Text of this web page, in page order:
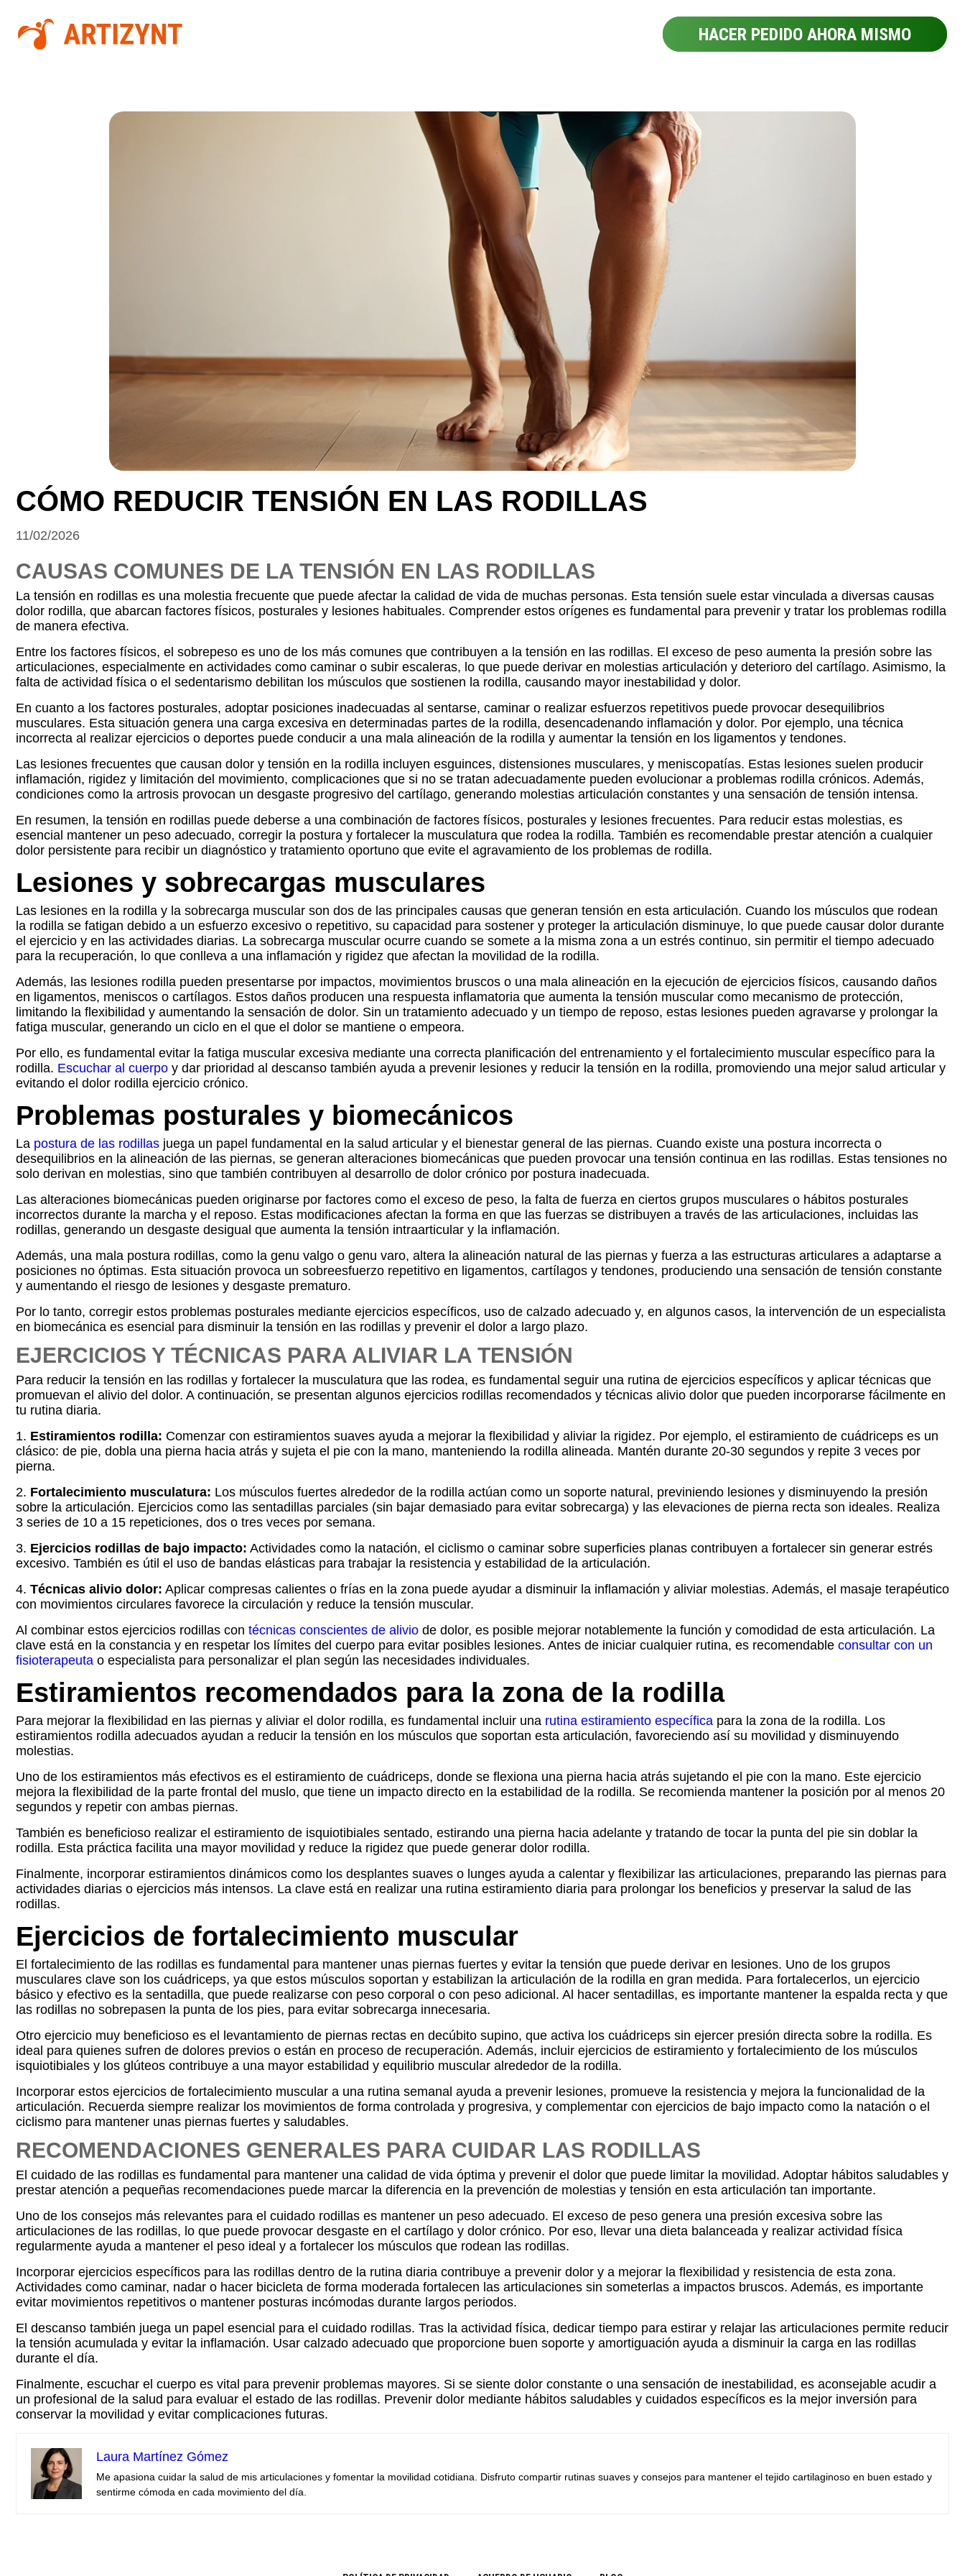
HACER PEDIDO AHORA MISMO
CÓMO REDUCIR TENSIÓN EN LAS RODILLAS
11/02/2026
CAUSAS COMUNES DE LA TENSIÓN EN LAS RODILLAS
La tensión en rodillas es una molestia frecuente que puede afectar la calidad de vida de muchas personas. Esta tensión suele estar vinculada a diversas causas
dolor rodilla, que abarcan factores físicos, posturales y lesiones habituales. Comprender estos orígenes es fundamental para prevenir y tratar los problemas rodilla
de manera efectiva.
Entre los factores físicos, el sobrepeso es uno de los más comunes que contribuyen a la tensión en las rodillas. El exceso de peso aumenta la presión sobre las
articulaciones, especialmente en actividades como caminar o subir escaleras, lo que puede derivar en molestias articulación y deterioro del cartílago. Asimismo, la
falta de actividad física o el sedentarismo debilitan los músculos que sostienen la rodilla, causando mayor inestabilidad y dolor.
En cuanto a los factores posturales, adoptar posiciones inadecuadas al sentarse, caminar o realizar esfuerzos repetitivos puede provocar desequilibrios
musculares. Esta situación genera una carga excesiva en determinadas partes de la rodilla, desencadenando inflamación y dolor. Por ejemplo, una técnica
incorrecta al realizar ejercicios o deportes puede conducir a una mala alineación de la rodilla y aumentar la tensión en los ligamentos y tendones.
Las lesiones frecuentes que causan dolor y tensión en la rodilla incluyen esguinces, distensiones musculares, y meniscopatías. Estas lesiones suelen producir
inflamación, rigidez y limitación del movimiento, complicaciones que si no se tratan adecuadamente pueden evolucionar a problemas rodilla crónicos. Además,
condiciones como la artrosis provocan un desgaste progresivo del cartílago, generando molestias articulación constantes y una sensación de tensión intensa.
En resumen, la tensión en rodillas puede deberse a una combinación de factores físicos, posturales y lesiones frecuentes. Para reducir estas molestias, es
esencial mantener un peso adecuado, corregir la postura y fortalecer la musculatura que rodea la rodilla. También es recomendable prestar atención a cualquier
dolor persistente para recibir un diagnóstico y tratamiento oportuno que evite el agravamiento de los problemas de rodilla.
Lesiones y sobrecargas musculares
Las lesiones en la rodilla y la sobrecarga muscular son dos de las principales causas que generan tensión en esta articulación. Cuando los músculos que rodean
la rodilla se fatigan debido a un esfuerzo excesivo o repetitivo, su capacidad para sostener y proteger la articulación disminuye, lo que puede causar dolor durante
el ejercicio y en las actividades diarias. La sobrecarga muscular ocurre cuando se somete a la misma zona a un estrés continuo, sin permitir el tiempo adecuado
para la recuperación, lo que conlleva a una inflamación y rigidez que afectan la movilidad de la rodilla.
Además, las lesiones rodilla pueden presentarse por impactos, movimientos bruscos o una mala alineación en la ejecución de ejercicios físicos, causando daños
en ligamentos, meniscos o cartílagos. Estos daños producen una respuesta inflamatoria que aumenta la tensión muscular como mecanismo de protección,
limitando la flexibilidad y aumentando la sensación de dolor. Sin un tratamiento adecuado y un tiempo de reposo, estas lesiones pueden agravarse y prolongar la
fatiga muscular, generando un ciclo en el que el dolor se mantiene o empeora.
Por ello, es fundamental evitar la fatiga muscular excesiva mediante una correcta planificación del entrenamiento y el fortalecimiento muscular específico para la
rodilla. Escuchar al cuerpo y dar prioridad al descanso también ayuda a prevenir lesiones y reducir la tensión en la rodilla, promoviendo una mejor salud articular y
evitando el dolor rodilla ejercicio crónico.
Problemas posturales y biomecánicos
La postura de las rodillas juega un papel fundamental en la salud articular y el bienestar general de las piernas. Cuando existe una postura incorrecta o
desequilibrios en la alineación de las piernas, se generan alteraciones biomecánicas que pueden provocar una tensión continua en las rodillas. Estas tensiones no
solo derivan en molestias, sino que también contribuyen al desarrollo de dolor crónico por postura inadecuada.
Las alteraciones biomecánicas pueden originarse por factores como el exceso de peso, la falta de fuerza en ciertos grupos musculares o hábitos posturales
incorrectos durante la marcha y el reposo. Estas modificaciones afectan la forma en que las fuerzas se distribuyen a través de las articulaciones, incluidas las
rodillas, generando un desgaste desigual que aumenta la tensión intraarticular y la inflamación.
Además, una mala postura rodillas, como la genu valgo o genu varo, altera la alineación natural de las piernas y fuerza a las estructuras articulares a adaptarse a
posiciones no óptimas. Esta situación provoca un sobreesfuerzo repetitivo en ligamentos, cartílagos y tendones, produciendo una sensación de tensión constante
y aumentando el riesgo de lesiones y desgaste prematuro.
Por lo tanto, corregir estos problemas posturales mediante ejercicios específicos, uso de calzado adecuado y, en algunos casos, la intervención de un especialista
en biomecánica es esencial para disminuir la tensión en las rodillas y prevenir el dolor a largo plazo.
EJERCICIOS Y TÉCNICAS PARA ALIVIAR LA TENSIÓN
Para reducir la tensión en las rodillas y fortalecer la musculatura que las rodea, es fundamental seguir una rutina de ejercicios específicos y aplicar técnicas que
promuevan el alivio del dolor. A continuación, se presentan algunos ejercicios rodillas recomendados y técnicas alivio dolor que pueden incorporarse fácilmente en
tu rutina diaria.
1. Estiramientos rodilla: Comenzar con estiramientos suaves ayuda a mejorar la flexibilidad y aliviar la rigidez. Por ejemplo, el estiramiento de cuádriceps es un
clásico: de pie, dobla una pierna hacia atrás y sujeta el pie con la mano, manteniendo la rodilla alineada. Mantén durante 20-30 segundos y repite 3 veces por
pierna.
2. Fortalecimiento musculatura: Los músculos fuertes alrededor de la rodilla actúan como un soporte natural, previniendo lesiones y disminuyendo la presión
sobre la articulación. Ejercicios como las sentadillas parciales (sin bajar demasiado para evitar sobrecarga) y las elevaciones de pierna recta son ideales. Realiza
3 series de 10 a 15 repeticiones, dos o tres veces por semana.
3. Ejercicios rodillas de bajo impacto: Actividades como la natación, el ciclismo o caminar sobre superficies planas contribuyen a fortalecer sin generar estrés
excesivo. También es útil el uso de bandas elásticas para trabajar la resistencia y estabilidad de la articulación.
4. Técnicas alivio dolor: Aplicar compresas calientes o frías en la zona puede ayudar a disminuir la inflamación y aliviar molestias. Además, el masaje terapéutico
con movimientos circulares favorece la circulación y reduce la tensión muscular.
Al combinar estos ejercicios rodillas con técnicas conscientes de alivio de dolor, es posible mejorar notablemente la función y comodidad de esta articulación. La
clave está en la constancia y en respetar los límites del cuerpo para evitar posibles lesiones. Antes de iniciar cualquier rutina, es recomendable consultar con un
fisioterapeuta o especialista para personalizar el plan según las necesidades individuales.
Estiramientos recomendados para la zona de la rodilla
Para mejorar la flexibilidad en las piernas y aliviar el dolor rodilla, es fundamental incluir una rutina estiramiento específica para la zona de la rodilla. Los
estiramientos rodilla adecuados ayudan a reducir la tensión en los músculos que soportan esta articulación, favoreciendo así su movilidad y disminuyendo
molestias.
Uno de los estiramientos más efectivos es el estiramiento de cuádriceps, donde se flexiona una pierna hacia atrás sujetando el pie con la mano. Este ejercicio
mejora la flexibilidad de la parte frontal del muslo, que tiene un impacto directo en la estabilidad de la rodilla. Se recomienda mantener la posición por al menos 20
segundos y repetir con ambas piernas.
También es beneficioso realizar el estiramiento de isquiotibiales sentado, estirando una pierna hacia adelante y tratando de tocar la punta del pie sin doblar la
rodilla. Esta práctica facilita una mayor movilidad y reduce la rigidez que puede generar dolor rodilla.
Finalmente, incorporar estiramientos dinámicos como los desplantes suaves o lunges ayuda a calentar y flexibilizar las articulaciones, preparando las piernas para
actividades diarias o ejercicios más intensos. La clave está en realizar una rutina estiramiento diaria para prolongar los beneficios y preservar la salud de las
rodillas.
Ejercicios de fortalecimiento muscular
El fortalecimiento de las rodillas es fundamental para mantener unas piernas fuertes y evitar la tensión que puede derivar en lesiones. Uno de los grupos
musculares clave son los cuádriceps, ya que estos músculos soportan y estabilizan la articulación de la rodilla en gran medida. Para fortalecerlos, un ejercicio
básico y efectivo es la sentadilla, que puede realizarse con peso corporal o con peso adicional. Al hacer sentadillas, es importante mantener la espalda recta y que
las rodillas no sobrepasen la punta de los pies, para evitar sobrecarga innecesaria.
Otro ejercicio muy beneficioso es el levantamiento de piernas rectas en decúbito supino, que activa los cuádriceps sin ejercer presión directa sobre la rodilla. Es
ideal para quienes sufren de dolores previos o están en proceso de recuperación. Además, incluir ejercicios de estiramiento y fortalecimiento de los músculos
isquiotibiales y los glúteos contribuye a una mayor estabilidad y equilibrio muscular alrededor de la rodilla.
Incorporar estos ejercicios de fortalecimiento muscular a una rutina semanal ayuda a prevenir lesiones, promueve la resistencia y mejora la funcionalidad de la
articulación. Recuerda siempre realizar los movimientos de forma controlada y progresiva, y complementar con ejercicios de bajo impacto como la natación o el
ciclismo para mantener unas piernas fuertes y saludables.
RECOMENDACIONES GENERALES PARA CUIDAR LAS RODILLAS
El cuidado de las rodillas es fundamental para mantener una calidad de vida óptima y prevenir el dolor que puede limitar la movilidad. Adoptar hábitos saludables y
prestar atención a pequeñas recomendaciones puede marcar la diferencia en la prevención de molestias y tensión en esta articulación tan importante.
Uno de los consejos más relevantes para el cuidado rodillas es mantener un peso adecuado. El exceso de peso genera una presión excesiva sobre las
articulaciones de las rodillas, lo que puede provocar desgaste en el cartílago y dolor crónico. Por eso, llevar una dieta balanceada y realizar actividad física
regularmente ayuda a mantener el peso ideal y a fortalecer los músculos que rodean las rodillas.
Incorporar ejercicios específicos para las rodillas dentro de la rutina diaria contribuye a prevenir dolor y a mejorar la flexibilidad y resistencia de esta zona.
Actividades como caminar, nadar o hacer bicicleta de forma moderada fortalecen las articulaciones sin someterlas a impactos bruscos. Además, es importante
evitar movimientos repetitivos o mantener posturas incómodas durante largos periodos.
El descanso también juega un papel esencial para el cuidado rodillas. Tras la actividad física, dedicar tiempo para estirar y relajar las articulaciones permite reducir
la tensión acumulada y evitar la inflamación. Usar calzado adecuado que proporcione buen soporte y amortiguación ayuda a disminuir la carga en las rodillas
durante el día.
Finalmente, escuchar el cuerpo es vital para prevenir problemas mayores. Si se siente dolor constante o una sensación de inestabilidad, es aconsejable acudir a
un profesional de la salud para evaluar el estado de las rodillas. Prevenir dolor mediante hábitos saludables y cuidados específicos es la mejor inversión para
conservar la movilidad y evitar complicaciones futuras.
Laura Martínez Gómez
Me apasiona cuidar la salud de mis articulaciones y fomentar la movilidad cotidiana. Disfruto compartir rutinas suaves y consejos para mantener el tejido cartilaginoso en buen estado y
sentirme cómoda en cada movimiento del día.